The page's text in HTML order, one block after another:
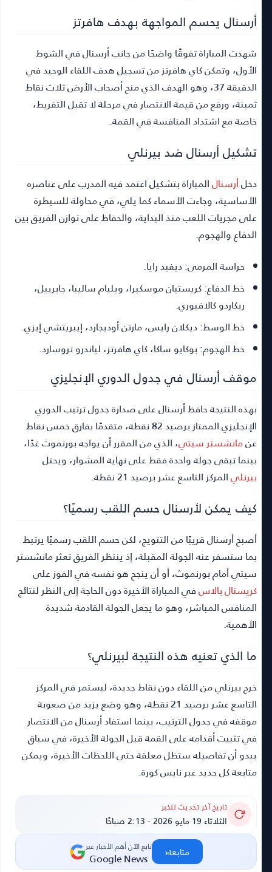
أرسنال يحسم المواجهة بهدف هافرتز
شهدت المباراة تفوقًا واضحًا من جانب أرسنال في الشوط
الأول، وتمكن كاي هافرتز من تسجيل هدف اللقاء الوحيد في
الدقيقة 37، وهو الهدف الذي منح أصحاب الأرض ثلاث نقاط
ثمينة، ورفع من قيمة الانتصار في مرحلة لا تقبل التفريط،
خاصة مع اشتداد المنافسة في القمة.
تشكيل أرسنال ضد بيرنلي
دخلأرسنالالمباراة بتشكيل اعتمد فيه المدرب على عناصره
الأساسية، وجاءت الأسماء كما يلي، في محاولة للسيطرة
على مجريات اللعب منذ البداية، والحفاظ على توازن الفريق بين
الدفاع والهجوم.
حراسة المرمى:ديفيد رايا.
خط الدفاع:كريستيان موسكيرا، ويليام ساليبا، جابرييل،
ريكاردو كالافيوري.
خط الوسط:ديكلان رايس، مارتن أوديجارد، إيبريتشي إيزي.
خط الهجوم:بوكايو ساكا، كاي هافرتز، لياندرو تروسارد.
موقف أرسنال في جدول الدوري الإنجليزي
بهذه النتيجة حافظ أرسنال على صدارة جدول ترتيب الدوري
الإنجليزي الممتاز برصيد 82 نقطة، متقدمًا بفارق خمس نقاط
عنمانشستر سيتي، الذي من المقرر أن يواجه بورنموث غدًا،
بينما تبقى جولة واحدة فقط على نهاية المشوار، ويحتل
بيرنليالمركز التاسع عشر برصيد 21 نقطة.
كيف يمكن لأرسنال حسم اللقب رسميًا؟
أصبح أرسنال قريبًا من التتويج، لكن حسم اللقب رسميًا يرتبط
بما ستسفر عنه الجولة المقبلة، إذ ينتظر الفريق تعثر مانشستر
سيتي أمام بورنموث، أو أن ينجح هو نفسه في الفوز على
كريستال بالاسفي المباراة الأخيرة دون الحاجة إلى النظر لنتائج
المنافس المباشر، وهو ما يجعل الجولة القادمة شديدة
الأهمية.
ما الذي تعنيه هذه النتيجة لبيرنلي؟
خرج بيرنلي من اللقاء دون نقاط جديدة، ليستمر في المركز
التاسع عشر برصيد 21 نقطة، وهو وضع يزيد من صعوبة
موقفه في جدول الترتيب، بينما استفاد أرسنال من الانتصار
في تثبيت أقدامه على القمة قبل الجولة الأخيرة، في سباق
يبدو أن تفاصيله ستظل معلقة حتى اللحظات الأخيرة، ويمكن
متابعة كل جديد عبر نايس كورة.
تاريخ آخر تحديث للخبر
الثلاثاء 19 مايو 2026 - 2:13 صباحًا
تابع الآن أهم الأخبار عبر
Google News متابعة‹